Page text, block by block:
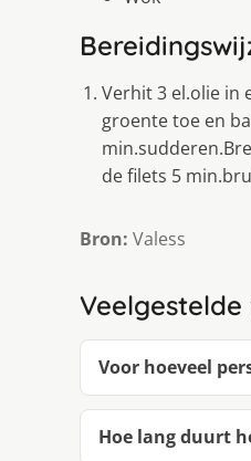
Verhit 3 el.olie in
groente toe en
de filets 5
Bron: Valess
Voor hoeveel
Hoe lang duurt